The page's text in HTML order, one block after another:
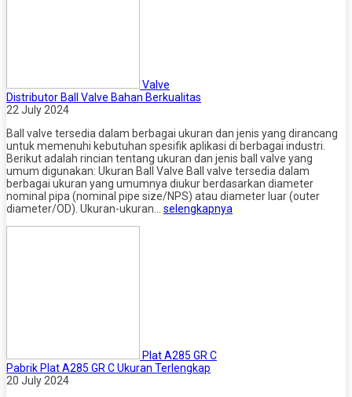
Valve
Distributor Ball Valve Bahan Berkualitas
22 July 2024
Ball valve tersedia dalam berbagai ukuran dan jenis yang dirancang
untuk memenuhi kebutuhan spesifik aplikasi di berbagai industri.
Berikut adalah rincian tentang ukuran dan jenis ball valve yang
umum digunakan: Ukuran Ball Valve Ball valve tersedia dalam
berbagai ukuran yang umumnya diukur berdasarkan diameter
nominal pipa (nominal pipe size/NPS) atau diameter luar (outer
diameter/OD). Ukuran-ukuran… selengkapnya
Plat A285 GR C
Pabrik Plat A285 GR C Ukuran Terlengkap
20 July 2024